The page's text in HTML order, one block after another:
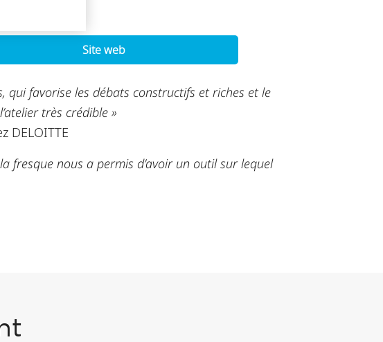
Site web
qui favorise les débats constructifs et riches et le
très crédible »
DELOITTE
fresque nous a permis d’avoir un outil sur lequel